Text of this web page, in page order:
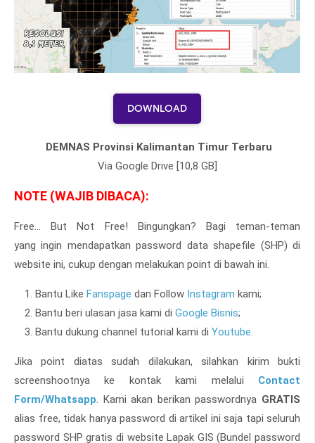
DOWNLOAD
DEMNAS Provinsi Kalimantan Timur Terbaru
Via Google Drive [10,8 GB]
NOTE (WAJIB DIBACA):
Free... But Not Free! Bingungkan? Bagi teman-teman
yang ingin mendapatkan password data shapefile (SHP) di
website ini, cukup dengan melakukan point di bawah ini.
Bantu Like Fanspage dan Follow Instagram kami;
Bantu beri ulasan jasa kami di Google Bisnis;
Bantu dukung channel tutorial kami di Youtube.
Jika point diatas sudah dilakukan, silahkan kirim bukti
screenshootnya ke kontak kami melalui Contact
Form/Whatsapp. Kami akan berikan passwordnya GRATIS
alias free, tidak hanya password di artikel ini saja tapi seluruh
password SHP gratis di website Lapak GIS (Bundel password